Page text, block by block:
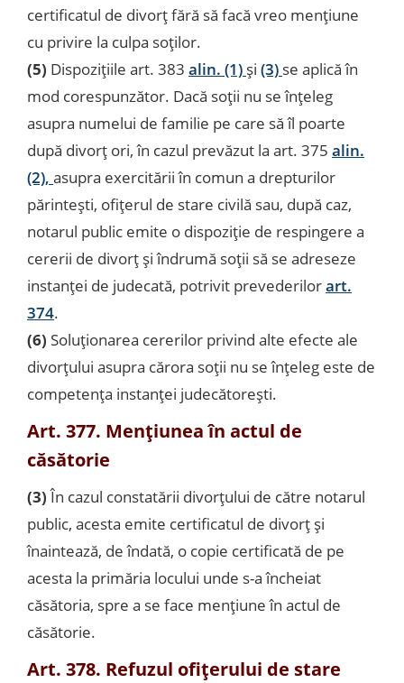
certificatul de divorţ fără să facă vreo menţiune
cu privire la culpa soţilor.
(5) Dispoziţiile art. 383 alin. (1) şi (3) se aplică în
mod corespunzător. Dacă soţii nu se înţeleg
asupra numelui de familie pe care să îl poarte
după divorţ ori, în cazul prevăzut la art. 375 alin.
(2), asupra exercitării în comun a drepturilor
părinteşti, ofiţerul de stare civilă sau, după caz,
notarul public emite o dispoziţie de respingere a
cererii de divorţ şi îndrumă soţii să se adreseze
instanţei de judecată, potrivit prevederilorart.
374.
(6) Soluţionarea cererilor privind alte efecte ale
divorţului asupra cărora soţii nu se înţeleg este de
competenţa instanţei judecătoreşti.
Art. 377. Menţiunea în actul de
căsătorie
(3)În cazul constatării divorţului de către notarul
public, acesta emite certificatul de divorţ şi
înaintează, de îndată, o copie certificată de pe
acesta la primăria locului unde s-a încheiat
căsătoria, spre a se face menţiune în actul de
căsătorie.
Art. 378. Refuzul ofiţerului de stare